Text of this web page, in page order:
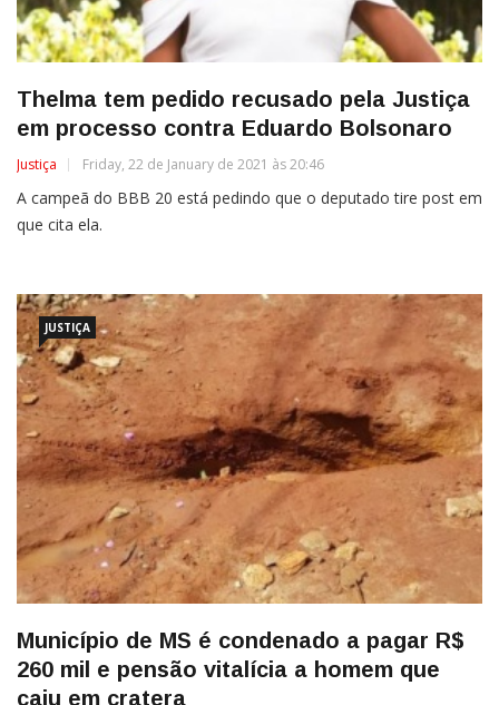
Thelma tem pedido recusado pela Justiça
em processo contra Eduardo Bolsonaro
Justiça Friday, 22 de January de 2021 às 20:46
A campeã do BBB 20 está pedindo que o deputado tire post em
que cita ela.
JUSTIÇA
Município de MS é condenado a pagar R$
260 mil e pensão vitalícia a homem que
caiu em cratera